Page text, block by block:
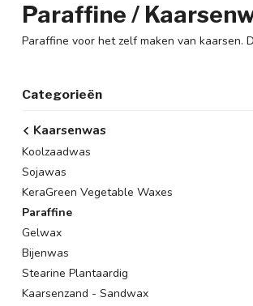
Paraffine /
Paraffine voor het zelf maken van kaarsen.
Categorieën
Kaarsenwas
Koolzaadwas
Sojawas
KeraGreen Vegetable Waxes
Paraffine
Gelwax
Bijenwas
Stearine Plantaardig
Kaarsenzand - Sandwax